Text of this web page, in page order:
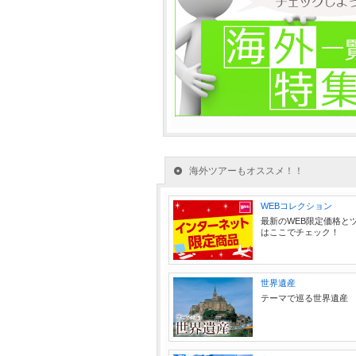
海外ツアーもオススメ！！
WEBコレクション
最新のWEB限定価格と
はここでチェック！
世界遺産
テーマで巡る世界遺産